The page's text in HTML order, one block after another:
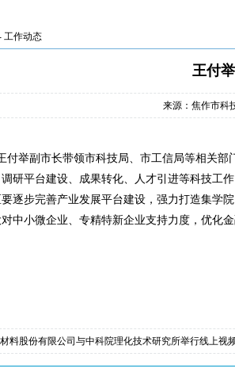
工作动态
王付
来源：焦作市
付举副市长带领市科技局、市工信局等相关
研平台建设、成果转化、人才引进等科技工
逐步完善产业发展平台建设，强力打造集学
中小微企业、专精特新企业支持力度，优化
料股份有限公司与中科院理化技术研究所举行线上视